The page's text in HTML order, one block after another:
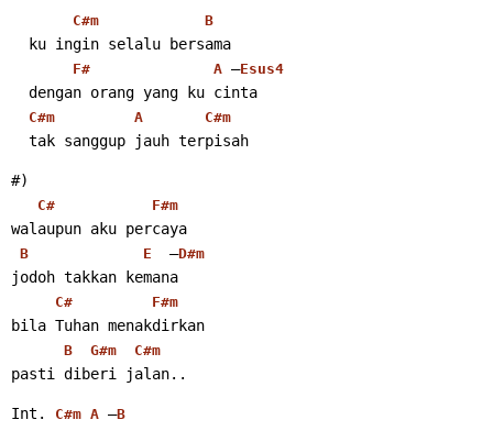
C#m B
ku ingin selalu bersama
F# A –Esus4
dengan orang yang ku cinta
C#m A C#m
tak sanggup jauh terpisah
#)
C# F#m
walaupun aku percaya
B E –D#m
jodoh takkan kemana
C# F#m
bila Tuhan menakdirkan
B G#m C#m
pasti diberi jalan..
Int. C#m A –B